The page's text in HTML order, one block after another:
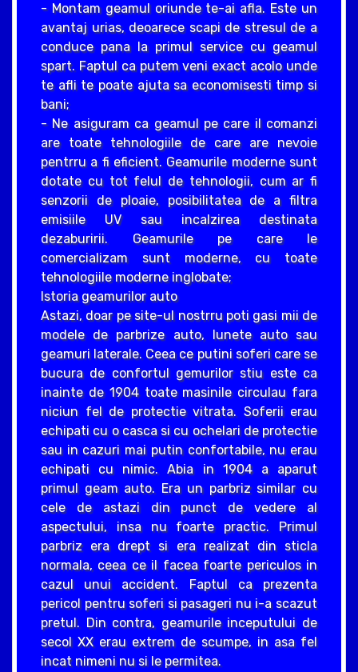
- Montam geamul oriunde te-ai afla. Este un
avantaj urias, deoarece scapi de stresul de a
conduce pana la primul service cu geamul
spart. Faptul ca putem veni exact acolo unde
te afli te poate ajuta sa economisesti timp si
bani;
- Ne asiguram ca geamul pe care il comanzi
are toate tehnologiile de care are nevoie
pentrru a fi eficient. Geamurile moderne sunt
dotate cu tot felul de tehnologii, cum ar fi
senzorii de ploaie, posibilitatea de a filtra
emisiile UV sau incalzirea destinata
dezaburirii. Geamurile pe care le
comercializam sunt moderne, cu toate
tehnologiile moderne inglobate;
Istoria geamurilor auto
Astazi, doar pe site-ul nostrru poti gasi mii de
modele de parbrize auto, lunete auto sau
geamuri laterale. Ceea ce putini soferi care se
bucura de confortul gemurilor stiu este ca
inainte de 1904 toate masinile circulau fara
niciun fel de protectie vitrata. Soferii erau
echipati cu o casca si cu ochelari de protectie
sau in cazuri mai putin confortabile, nu erau
echipati cu nimic. Abia in 1904 a aparut
primul geam auto. Era un parbriz similar cu
cele de astazi din punct de vedere al
aspectului, insa nu foarte practic. Primul
parbriz era drept si era realizat din sticla
normala, ceea ce il facea foarte periculos in
cazul unui accident. Faptul ca prezenta
pericol pentru soferi si pasageri nu i-a scazut
pretul. Din contra, geamurile inceputului de
secol XX erau extrem de scumpe, in asa fel
incat nimeni nu si le permitea.